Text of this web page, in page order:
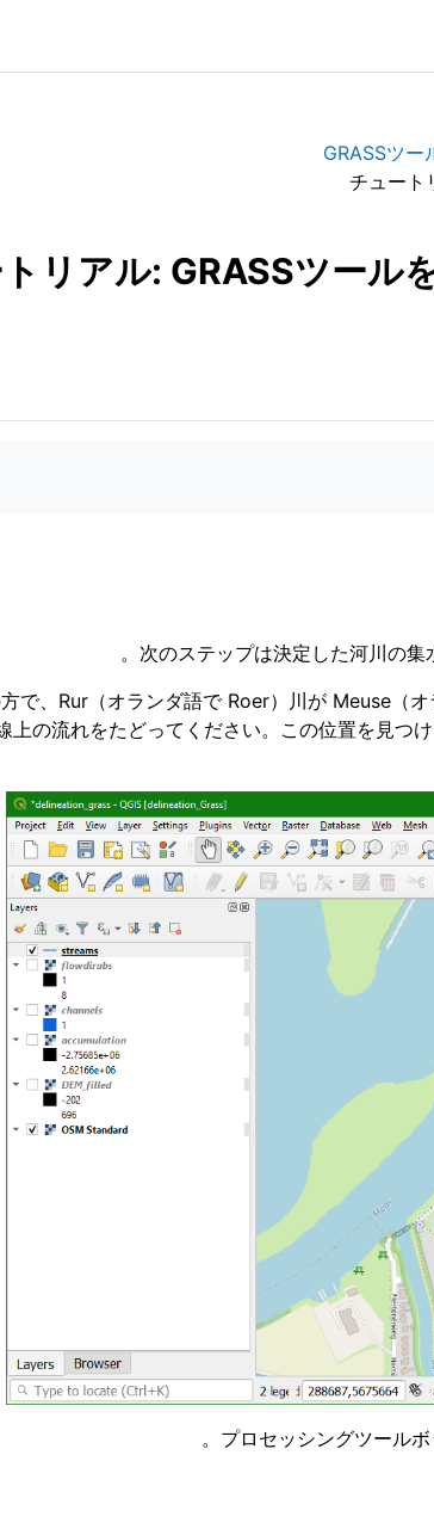
チュート
リアル: GRASSツール
次のステップは決定した河川の集
方で、Rur（オランダ語で Roer）川が Meuse
上の流れをたどってください。この位置を見つ